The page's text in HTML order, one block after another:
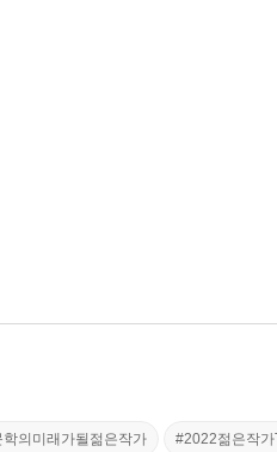
의미래가될젊은작가 #2022젊은작가